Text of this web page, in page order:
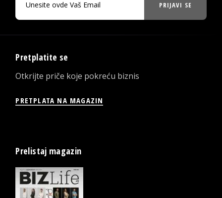
PRIJAVI SE
Pretplatite se
Otkrijte priče koje pokreću biznis
PRETPLATA NA MAGAZIN
Prelistaj magazin